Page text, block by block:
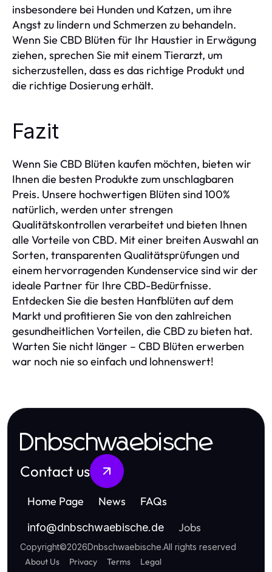
insbesondere bei Hunden und Katzen, um ihre
Angst zu lindern und Schmerzen zu behandeln.
Wenn Sie CBD Blüten für Ihr Haustier in Erwägung
ziehen, sprechen Sie mit einem Tierarzt, um
sicherzustellen, dass es das richtige Produkt und
die richtige Dosierung erhält.
Fazit
Wenn Sie CBD Blüten kaufen möchten, bieten wir
Ihnen die besten Produkte zum unschlagbaren
Preis. Unsere hochwertigen Blüten sind 100%
natürlich, werden unter strengen
Qualitätskontrollen verarbeitet und bieten Ihnen
alle Vorteile von CBD. Mit einer breiten Auswahl an
Sorten, transparenten Qualitätsprüfungen und
einem hervorragenden Kundenservice sind wir der
ideale Partner für Ihre CBD-Bedürfnisse.
Entdecken Sie die besten Hanfblüten auf dem
Markt und profitieren Sie von den zahlreichen
gesundheitlichen Vorteilen, die CBD zu bieten hat.
Warten Sie nicht länger – CBD Blüten erwerben
war noch nie so einfach und lohnenswert!
Dnbschwaebische
Contact us
Home Page News FAQs
info@dnbschwaebische.de Jobs
Copyright©2026Dnbschwaebische.All rights reserved
About Us Privacy Terms Legal